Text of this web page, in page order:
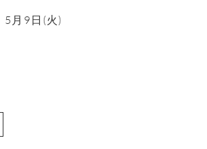
5月 9日 (火)